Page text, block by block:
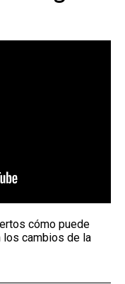
cómo puede
los cambios de la